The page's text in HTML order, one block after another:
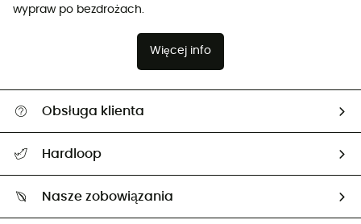
wypraw po bezdrożach.
Więcej info
Obsługa klienta
Śledzenie przesyłki
Zwrot artykułów i zwrot środków
Hardloop
Nasze zobowiązania